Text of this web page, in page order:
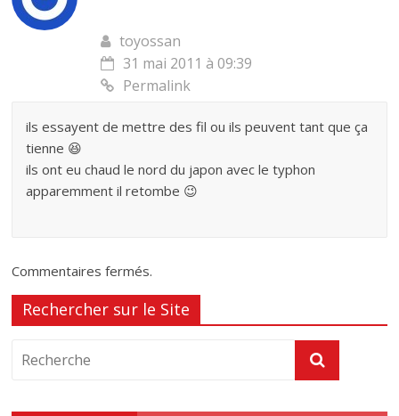
toyossan
31 mai 2011 à 09:39
Permalink
ils essayent de mettre des fil ou ils peuvent tant que ça
tienne 😆
ils ont eu chaud le nord du japon avec le typhon
apparemment il retombe 😉
Commentaires fermés.
Rechercher sur le Site